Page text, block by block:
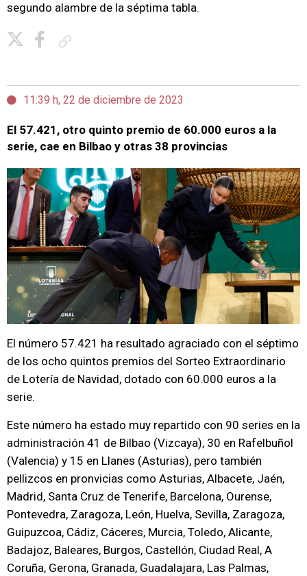
segundo alambre de la séptima tabla.
11:39 h, 22 de diciembre de 2023
El 57.421, otro quinto premio de 60.000 euros a la
serie, cae en Bilbao y otras 38 provincias
El número 57.421 ha resultado agraciado con el séptimo
de los ocho quintos premios del Sorteo Extraordinario
de Lotería de Navidad, dotado con 60.000 euros a la
serie.
Este número ha estado muy repartido con 90 series en la
administración 41 de Bilbao (Vizcaya), 30 en Rafelbuñol
(Valencia) y 15 en Llanes (Asturias), pero también
pellizcos en pronvicias como Asturias, Albacete, Jaén,
Madrid, Santa Cruz de Tenerife, Barcelona, Ourense,
Pontevedra, Zaragoza, León, Huelva, Sevilla, Zaragoza,
Guipuzcoa, Cádiz, Cáceres, Murcia, Toledo, Alicante,
Badajoz, Baleares, Burgos, Castellón, Ciudad Real, A
Coruña, Gerona, Granada, Guadalajara, Las Palmas,